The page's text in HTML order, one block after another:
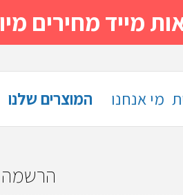
מחירים
מי אנחנו המוצרים שלנו
הרשמה